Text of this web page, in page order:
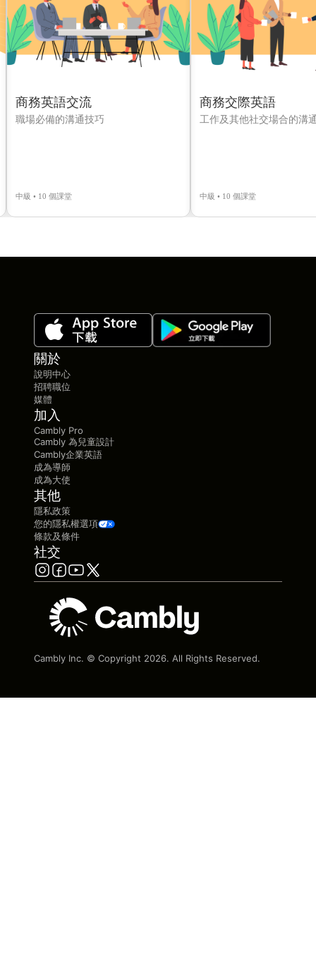
商務英語交流
職場必備的溝通技巧
中級 • 10 個課堂
商務交際英語
工作及其他社交場合的溝
中級 • 10 個課堂
關於
說明中心
招聘職位
媒體
加入
Cambly Pro
Cambly 為兒童設計
Cambly企業英語
成為導師
成為大使
其他
隱私政策
您的隱私權選項
條款及條件
社交
Cambly Inc. © Copyright 2026. All Rights Reserved.